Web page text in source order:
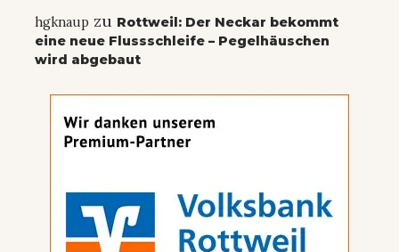
hgknaup zu Rottweil: Der Neckar bekommt
eine neue Flussschleife – Pegelhäuschen
wird abgebaut